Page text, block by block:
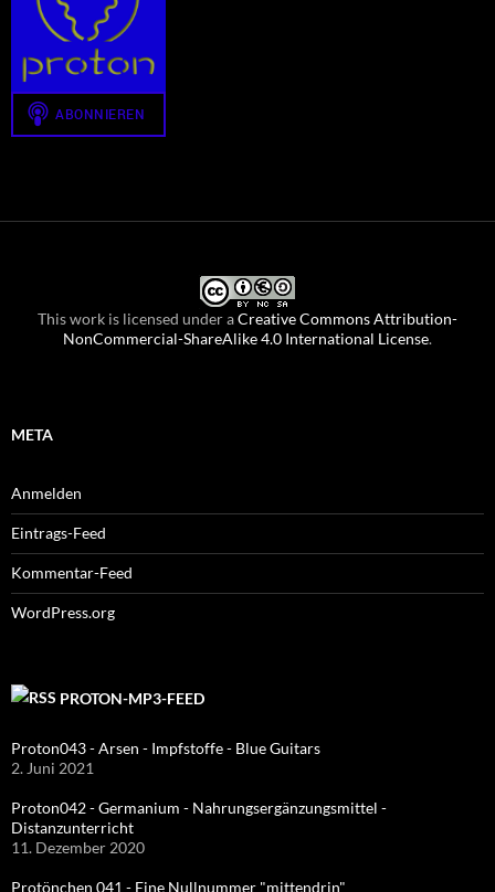
This work is licensed under aCreative Commons Attribution-
NonCommercial-ShareAlike 4.0 International License.
META
Anmelden
Eintrags-Feed
Kommentar-Feed
WordPress.org
PROTON-MP3-FEED
Proton043 - Arsen - Impfstoffe - Blue Guitars
2. Juni 2021
Proton042 - Germanium - Nahrungsergänzungsmittel -
Distanzunterricht
11. Dezember 2020
Protönchen 041 - Eine Nullnummer "mittendrin"